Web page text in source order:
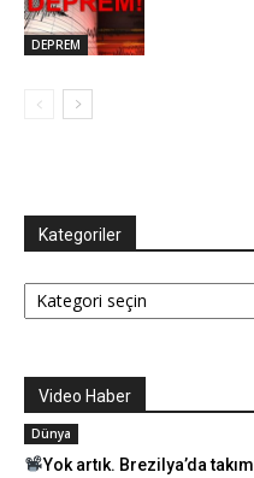
DEPREM
Kategoriler
Kategoriler
Video Haber
Dünya
Yok artık. Brezilya’da takım